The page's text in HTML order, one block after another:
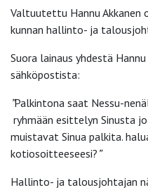
Valtuutettu Hannu Akkanen
kunnan hallinto- ja
Suora lainaus yhdestä
sähköpostista:
”Palkintona saat Nessu-
ryhmään esittelyn Sinusta
muistavat Sinua palkita.
kotiosoitteeseesi? ”
Hallinto- ja talousjohtajan